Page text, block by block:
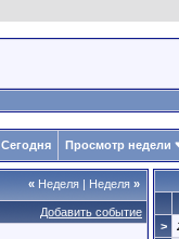
Сегодня Просмотр недели
« Неделя | Неделя »
Добавить событие
>